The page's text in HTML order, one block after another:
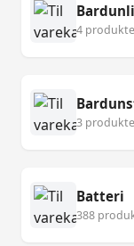
4
3
Batteri
388